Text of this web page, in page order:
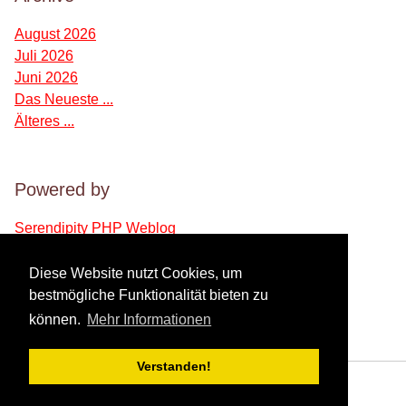
Diese Website nutzt Cookies, um
bestmögliche Funktionalität bieten zu
können. Mehr Informationen
Verstanden!
August 2026
Juli 2026
Juni 2026
Das Neueste ...
Älteres ...
Powered by
Serendipity PHP Weblog
Verwaltung des Blogs
Login